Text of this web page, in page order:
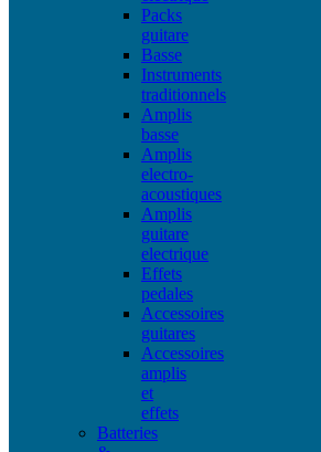
Packs
guitare
Basse
Instruments
traditionnels
Amplis
basse
Amplis
electro-
acoustiques
Amplis
guitare
electrique
Effets
pedales
Accessoires
guitares
Accessoires
amplis
et
effets
Batteries